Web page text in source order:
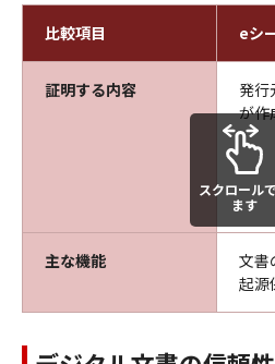
比較項目 eシ
証明する内容
発行
が作
主な機能
文書
起源
スクロール
ます